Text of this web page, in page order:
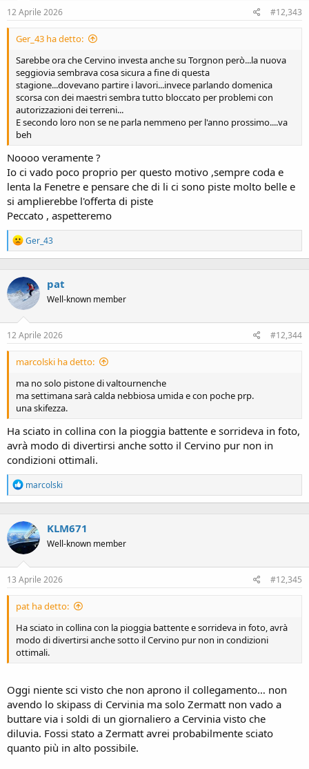
12 Aprile 2026 #12,343
Ger_43 ha detto:
Sarebbe ora che Cervino investa anche su Torgnon però...la nuova
seggiovia sembrava cosa sicura a fine di questa
stagione...dovevano partire i lavori...invece parlando domenica
scorsa con dei maestri sembra tutto bloccato per problemi con
autorizzazioni dei terreni...
E secondo loro non se ne parla nemmeno per l'anno prossimo....va
beh
Noooo veramente ?
Io ci vado poco proprio per questo motivo ,sempre coda e
lenta la Fenetre e pensare che di li ci sono piste molto belle e
si amplierebbe l'offerta di piste
Peccato , aspetteremo
R
e
a
t
i
o
n
:
Ger_43
pat
Well-known member
12 Aprile 2026 #12,344
marcolski ha detto:
ma no solo pistone di valtournenche
ma settimana sarà calda nebbiosa umida e con poche prp.
una skifezza.
Ha sciato in collina con la pioggia battente e sorrideva in foto,
avrà modo di divertirsi anche sotto il Cervino pur non in
condizioni ottimali.
R
e
a
t
i
o
n
:
marcolski
KLM671
Well-known member
13 Aprile 2026 #12,345
pat ha detto:
Ha sciato in collina con la pioggia battente e sorrideva in foto, avrà
modo di divertirsi anche sotto il Cervino pur non in condizioni
ottimali.
Oggi niente sci visto che non aprono il collegamento… non
avendo lo skipass di Cervinia ma solo Zermatt non vado a
buttare via i soldi di un giornaliero a Cervinia visto che
diluvia. Fossi stato a Zermatt avrei probabilmente sciato
quanto più in alto possibile.